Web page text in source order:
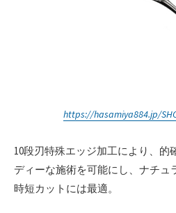
https://hasamiya884.jp/
10段刃特殊エッジ加工により、的
ディーな施術を可能にし、ナチュ
時短カットには最適。